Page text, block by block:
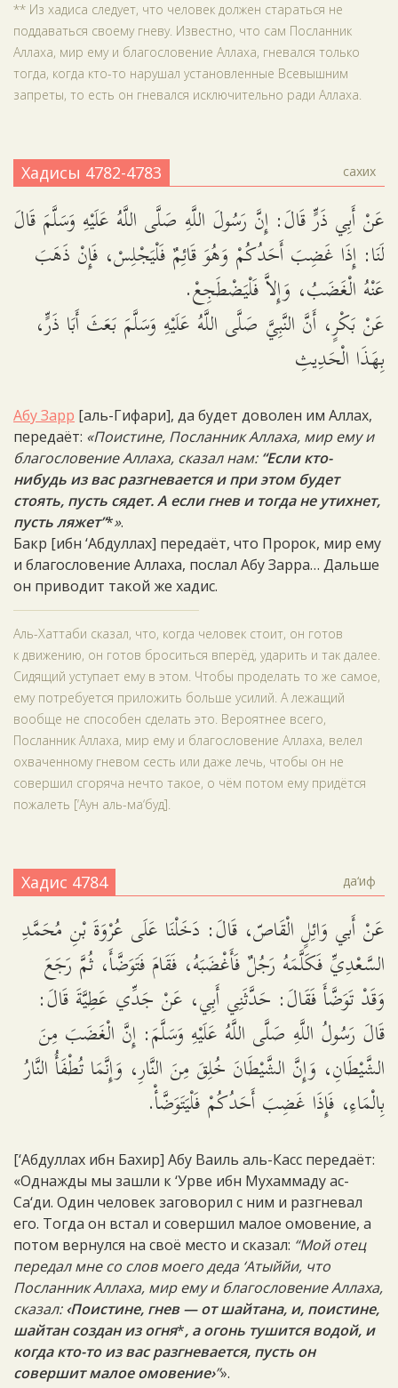
** Из хадиса следует, что человек должен стараться не
поддаваться своему гневу. Известно, что сам Посланник
Аллаха, мир ему и благословение Аллаха, гневался только
тогда, когда кто-то нарушал установленные Всевышним
запреты, то есть он гневался исключительно ради Аллаха.
Хадисы 4782-4783 сахих
عَنْ أَبِي ذَرٍّ قَالَ: إِنَّ رَسُولَ اللَّهِ صَلَّى اللَّهُ عَلَيْهِ وَسَلَّمَ قَالَ
لَنَا: إِذَا غَضِبَ أَحَدُكُمْ وَهُوَ قَائِمٌ فَلْيَجْلِسْ، فَإِنْ ذَهَبَ
عَنْهُ الْغَضَبُ، وَإِلاَّ فَلْيَضْطَجِعْ.
عَنْ بَكْرٍ، أَنَّ النَّبِيَّ صَلَّى اللَّهُ عَلَيْهِ وَسَلَّمَ بَعَثَ أَبَا ذَرٍّ،
بِهَذَا الْحَدِيثِ
Абу Зарр [аль-Гифари], да будет доволен им Аллах,
передаёт: «Поистине, Посланник Аллаха, мир ему и
благословение Аллаха, сказал нам: “Если кто-
нибудь из вас разгневается и при этом будет
стоять, пусть сядет. А если гнев и тогда не утихнет,
пусть ляжет”*».
Бакр [ибн ‘Абдуллах] передаёт, что Пророк, мир ему
и благословение Аллаха, послал Абу Зарра… Дальше
он приводит такой же хадис.
Аль-Хаттаби сказал, что, когда человек стоит, он готов
к движению, он готов броситься вперёд, ударить и так далее.
Сидящий уступает ему в этом. Чтобы проделать то же самое,
ему потребуется приложить больше усилий. А лежащий
вообще не способен сделать это. Вероятнее всего,
Посланник Аллаха, мир ему и благословение Аллаха, велел
охваченному гневом сесть или даже лечь, чтобы он не
совершил сгоряча нечто такое, о чём потом ему придётся
пожалеть [‘Аун аль-ма‘буд].
Хадис 4784 да‘иф
عَنْ أَبي وَائِلٍ الْقَاصّ، قَالَ: دَخَلْنَا عَلَى عُرْوَةَ بْنِ مُحَمَّدِ
السَّعْدِيِّ فَكَلَّمَهُ رَجُلٌ فَأَغْضَبَهُ، فَقَامَ فَتَوَضَّأَ، ثُمَّ رَجَعَ
وَقَدْ تَوَضَّأَ فَقَالَ: حَدَّثَنِي أَبِي، عَنْ جَدِّي عَطِيَّةَ قَالَ:
قَالَ رَسُولُ اللَّهِ صَلَّى اللَّهُ عَلَيْهِ وَسَلَّمَ: إِنَّ الْغَضَبَ مِنَ
الشَّيْطَانِ، وَإِنَّ الشَّيْطَانَ خُلِقَ مِنَ النَّارِ، وَإِنَّمَا تُطْفَأُ النَّارُ
بِالْمَاءِ، فَإِذَا غَضِبَ أَحَدُكُمْ فَلْيَتَوَضَّأْ.
[‘Абдуллах ибн Бахир] Абу Ваиль аль-Касс передаёт:
«Однажды мы зашли к ‘Урве ибн Мухаммаду ас-
Са‘ди. Один человек заговорил с ним и разгневал
его. Тогда он встал и совершил малое омовение, а
потом вернулся на своё место и сказал: “Мой отец
передал мне со слов моего деда ‘Атыййи, что
Посланник Аллаха, мир ему и благословение Аллаха,
сказал:‹Поистине, гнев — от шайтана, и, поистине,
шайтан создан из огня*, а огонь тушится водой, и
когда кто-то из вас разгневается, пусть он
совершит малое омовение›”».